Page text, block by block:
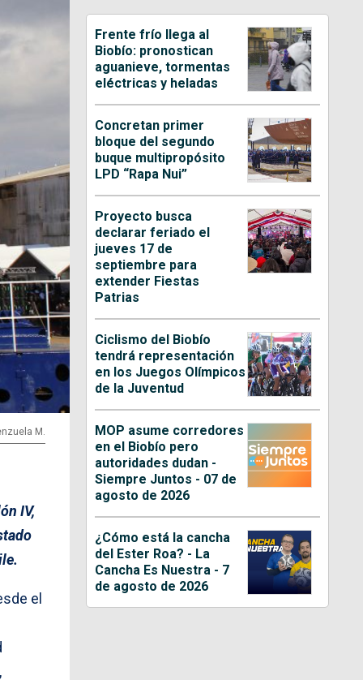
M.
IV,
el
,
Frente frío llega al
Biobío: pronostican
aguanieve, tormentas
eléctricas y heladas
Concretan primer
bloque del segundo
buque multipropósito
LPD “Rapa Nui”
Proyecto busca
declarar feriado el
jueves 17 de
septiembre para
extender Fiestas
Patrias
Ciclismo del Biobío
tendrá representación
en los Juegos Olímpicos
de la Juventud
MOP asume corredores
en el Biobío pero
autoridades dudan -
Siempre Juntos - 07 de
agosto de 2026
¿Cómo está la cancha
del Ester Roa? - La
Cancha Es Nuestra - 7
de agosto de 2026